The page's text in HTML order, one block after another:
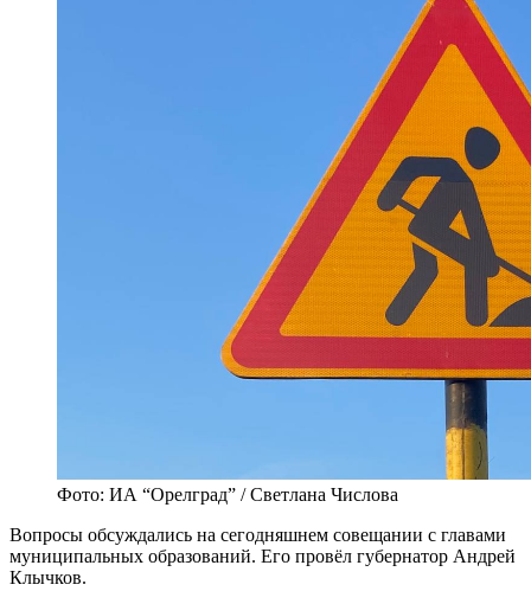
Фото: ИА “Орелград” / Светлана Числова
Вопросы обсуждались на сегодняшнем совещании с главами
муниципальных образований. Его провёл губернатор Андрей
Клычков.